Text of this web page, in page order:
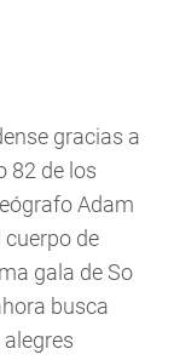
gracias a
82 de los
Adam
de
gala de So
busca